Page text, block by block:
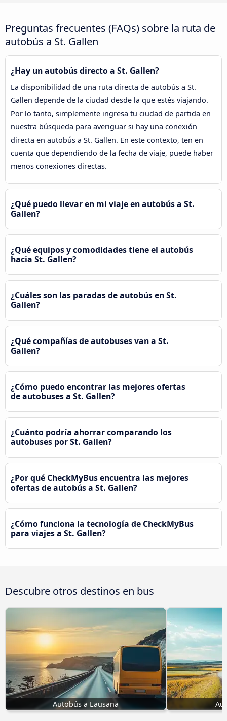
Preguntas frecuentes (FAQs) sobre la ruta de
autobús a St. Gallen
¿Hay un autobús directo a St. Gallen?
La disponibilidad de una ruta directa de autobús a St.
Gallen depende de la ciudad desde la que estés viajando.
Por lo tanto, simplemente ingresa tu ciudad de partida en
nuestra búsqueda para averiguar si hay una conexión
directa en autobús a St. Gallen. En este contexto, ten en
cuenta que dependiendo de la fecha de viaje, puede haber
menos conexiones directas.
¿Qué puedo llevar en mi viaje en autobús a St.
Gallen?
¿Qué equipos y comodidades tiene el autobús
hacia St. Gallen?
¿Cuáles son las paradas de autobús en St.
Gallen?
¿Qué compañías de autobuses van a St.
Gallen?
¿Cómo puedo encontrar las mejores ofertas
de autobuses a St. Gallen?
¿Cuánto podría ahorrar comparando los
autobuses por St. Gallen?
¿Por qué CheckMyBus encuentra las mejores
ofertas de autobús a St. Gallen?
¿Cómo funciona la tecnología de CheckMyBus
para viajes a St. Gallen?
Descubre otros destinos en bus
Autobús a Lausana